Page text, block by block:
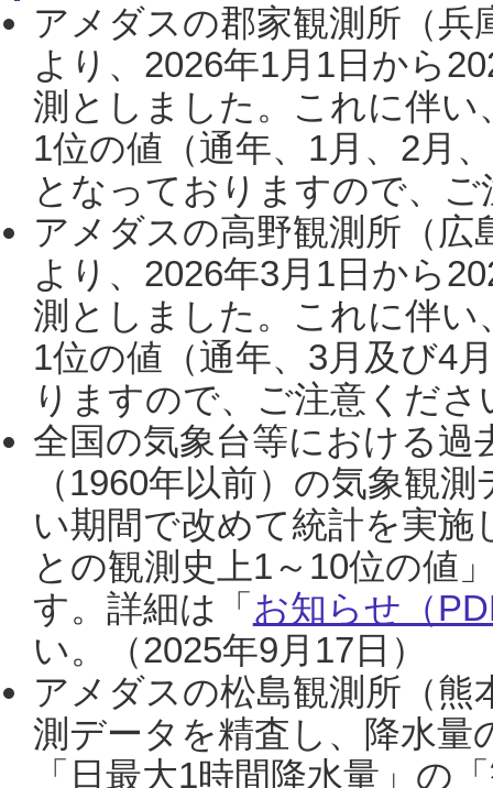
アメダスの郡家観測所（
より、2026年1月1日から
測としました。これに伴い
1位の値（通年、1月、2月
となっておりますので、
アメダスの高野観測所（
より、2026年3月1日から
測としました。これに伴い
1位の値（通年、3月及び4
りますので、ご注意くだ
全国の気象台等における過
（1960年以前）の気象観
い期間で改めて統計を実
との観測史上1～10位の値
す。詳細は「 お知らせ（
い。（2025年9月17日）
アメダスの松島観測所（熊
測データを精査し、降水
「日最大1時間降水量」の